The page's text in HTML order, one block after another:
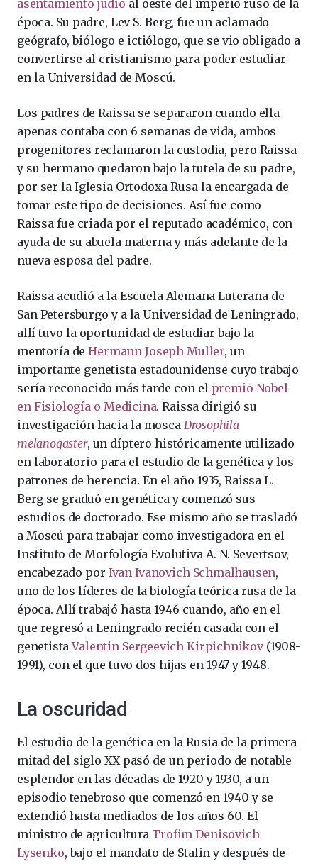
asentamiento judío al oeste del imperio ruso de la
época. Su padre, Lev S. Berg, fue un aclamado
geógrafo, biólogo e ictiólogo, que se vio obligado a
convertirse al cristianismo para poder estudiar
en la Universidad de Moscú.
Los padres de Raissa se separaron cuando ella
apenas contaba con 6 semanas de vida, ambos
progenitores reclamaron la custodia, pero Raissa
y su hermano quedaron bajo la tutela de su padre,
por ser la Iglesia Ortodoxa Rusa la encargada de
tomar este tipo de decisiones. Así fue como
Raissa fue criada por el reputado académico, con
ayuda de su abuela materna y más adelante de la
nueva esposa del padre.
Raissa acudió a la Escuela Alemana Luterana de
San Petersburgo y a la Universidad de Leningrado,
allí tuvo la oportunidad de estudiar bajo la
mentoría deHermann Joseph Muller, un
importante genetista estadounidense cuyo trabajo
sería reconocido más tarde con el premio Nobel
en Fisiología o Medicina. Raissa dirigió su
investigación hacia la mosca Drosophila
melanogaster, un díptero históricamente utilizado
en laboratorio para el estudio de la genética y los
patrones de herencia. En el año 1935, Raissa L.
Berg se graduó en genética y comenzó sus
estudios de doctorado. Ese mismo año se trasladó
a Moscú para trabajar como investigadora en el
Instituto de Morfología Evolutiva A. N. Severtsov,
encabezado por Ivan Ivanovich Schmalhausen,
uno de los líderes de la biología teórica rusa de la
época. Allí trabajó hasta 1946 cuando, año en el
que regresó a Leningrado recién casada con el
genetistaValentin Sergeevich Kirpichnikov(1908-
1991), con el que tuvo dos hijas en 1947 y 1948.
La oscuridad
El estudio de la genética en la Rusia de la primera
mitad del siglo XX pasó de un periodo de notable
esplendor en las décadas de 1920 y 1930, a un
episodio tenebroso que comenzó en 1940 y se
extendió hasta mediados de los años 60. El
ministro de agricultura Trofim Denisovich
Lysenko, bajo el mandato de Stalin y después de